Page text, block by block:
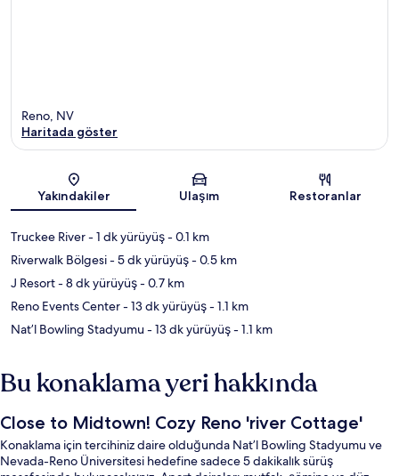
Harita
Reno, NV
Haritada göster
Yakındakiler Ulaşım Restoranlar
Truckee River- 1 dk yürüyüş- 0.1 km
Riverwalk Bölgesi- 5 dk yürüyüş- 0.5 km
J Resort- 8 dk yürüyüş- 0.7 km
Reno Events Center- 13 dk yürüyüş- 1.1 km
Nat’l Bowling Stadyumu- 13 dk yürüyüş- 1.1 km
Bu konaklama yeri hakkında
Close to Midtown! Cozy Reno 'river Cottage'
Konaklama için tercihiniz daire olduğunda Nat’l Bowling Stadyumu ve
Nevada-Reno Üniversitesi hedefine sadece 5 dakikalık sürüş